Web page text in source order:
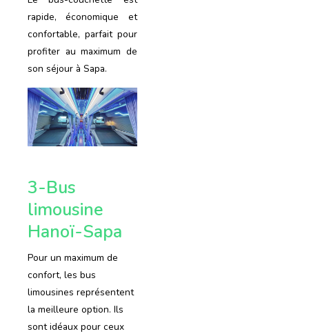
rapide, économique et
confortable, parfait pour
profiter au maximum de
son séjour à Sapa.
3-Bus
limousine
Hanoï-Sapa
Pour un maximum de
confort, les bus
limousines représentent
la meilleure option. Ils
sont idéaux pour ceux